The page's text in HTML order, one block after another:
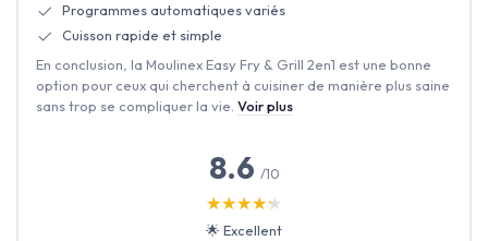
Programmes automatiques variés
Cuisson rapide et simple
En conclusion, la Moulinex Easy Fry & Grill 2en1 est une bonne
option pour ceux qui cherchent à cuisiner de manière plus saine
sans trop se compliquer la vie. Voir plus
8.6 /10
★★★★★
★★★★★
🌟 Excellent